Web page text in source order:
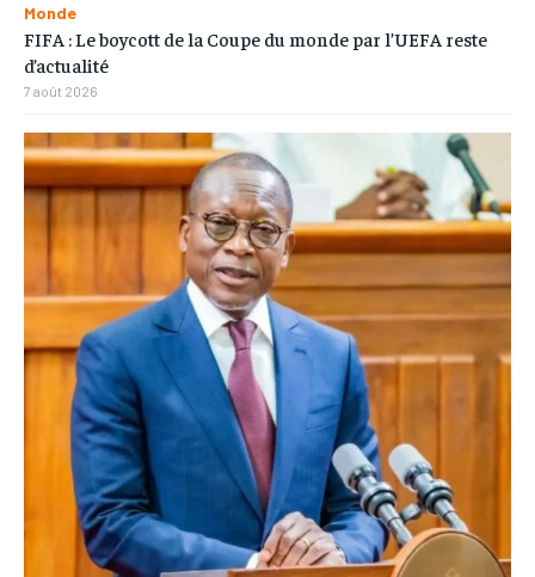
Monde
FIFA : Le boycott de la Coupe du monde par l’UEFA reste
d’actualité
7 août 2026